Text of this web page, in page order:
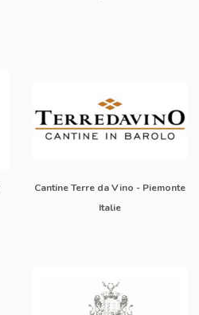
Cantine Terre da Vino - Piemonte
Italie